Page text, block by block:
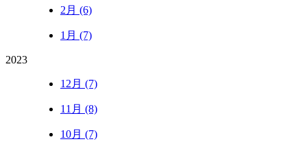
2月 (6)
1月 (7)
2023
12月 (7)
11月 (8)
10月 (7)